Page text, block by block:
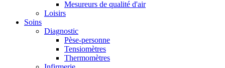
Mesureurs de qualité d'air
Loisirs
Soins
Diagnostic
Pèse-personne
Tensiomètres
Thermomètres